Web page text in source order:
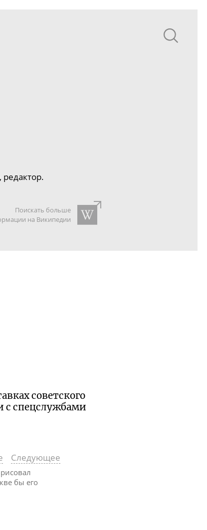
Поискать больше
на Википедии
советского
с спецслужбами
Следующее
бы его